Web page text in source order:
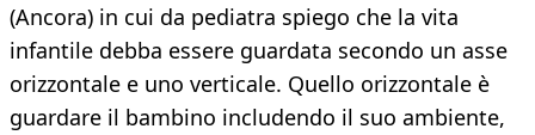
(Ancora) in cui da pediatra spiego che la vita
infantile debba essere guardata secondo un asse
orizzontale e uno verticale. Quello orizzontale è
guardare il bambino includendo il suo ambiente,